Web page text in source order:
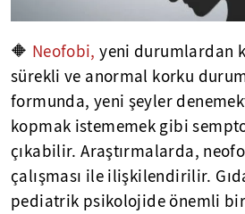
🔶 Neofobi,yeni durumlardan
sürekli ve anormal korku
formunda, yeni şeyler
kopmak istememek gibi
çıkabilir. Araştırmalarda,
çalışması ile ilişkilendirilir.
pediatrik psikolojide önemli